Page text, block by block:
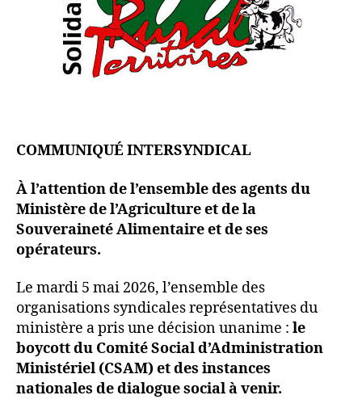
COMMUNIQUÉ INTERSYNDICAL
À l’attention de l’ensemble des agents du
Ministère de l’Agriculture et de la
Souveraineté Alimentaire et de ses
opérateurs.
Le mardi 5 mai 2026, l’ensemble des
organisations syndicales représentatives du
ministère a pris une décision unanime : le
boycott du Comité Social d’Administration
Ministériel (CSAM) et des instances
nationales de dialogue social à venir.